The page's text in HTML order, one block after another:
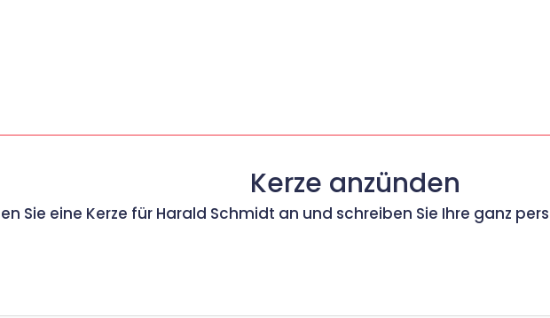
Kerze anzünden
Sie eine Kerze für Harald Schmidt an und schreiben Sie Ihre ganz